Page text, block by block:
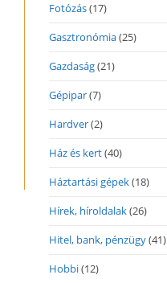
Fotózás(17)
Gasztronómia(25)
Gazdaság(21)
Gépipar(7)
Hardver(2)
Ház és kert(40)
Háztartási gépek(18)
Hírek, híroldalak(26)
Hitel, bank, pénzügy(41)
Hobbi(12)